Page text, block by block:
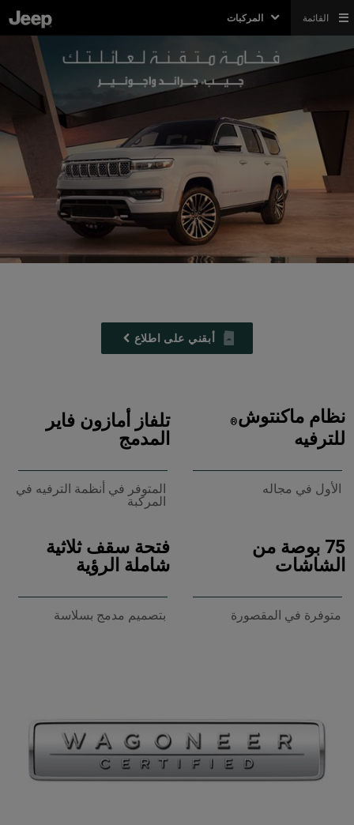
المركبات القائمة
أبقني على اطلاع
نظام ماكنتوش®
للترفيه
الأول في مجاله
تلفاز أمازون فاير
المدمج
المتوفر في أنظمة الترفيه في
المركبة
75 بوصة من
الشاشات
متوفرة في المقصورة
فتحة سقف ثلاثية
شاملة الرؤية
بتصميم مدمج بسلاسة